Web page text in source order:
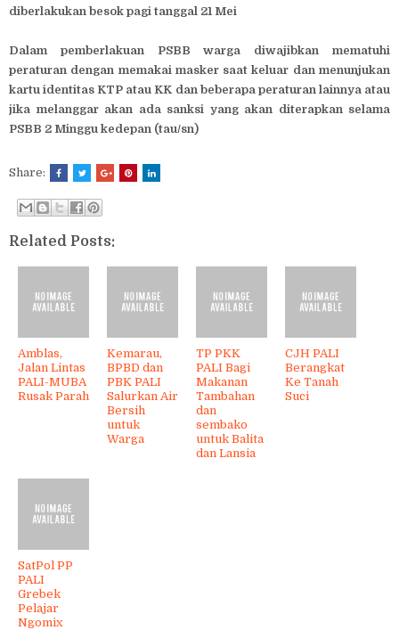
diberlakukan besok pagi tanggal 21 Mei
Dalam pemberlakuan PSBB warga diwajibkan mematuhi
peraturan dengan memakai masker saat keluar dan menunjukan
kartu identitas KTP atau KK dan beberapa peraturan lainnya atau
jika melanggar akan ada sanksi yang akan diterapkan selama
PSBB 2 Minggu kedepan (tau/sn)
Share:
Related Posts:
Amblas,
Jalan Lintas
PALI-MUBA
Rusak Parah
Kemarau,
BPBD dan
PBK PALI
Salurkan Air
Bersih
untuk
Warga
TP PKK
PALI Bagi
Makanan
Tambahan
dan
sembako
untuk Balita
dan Lansia
CJH PALI
Berangkat
Ke Tanah
Suci
SatPol PP
PALI
Grebek
Pelajar
Ngomix